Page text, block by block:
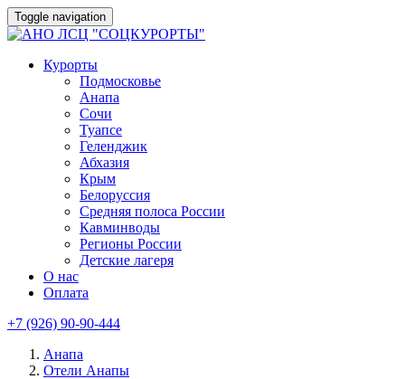
Toggle navigation
Курорты
Подмосковье
Анапа
Сочи
Туапсе
Геленджик
Абхазия
Крым
Белоруссия
Средняя полоса России
Кавминводы
Регионы России
Детские лагеря
О нас
Оплата
+7 (926) 90-90-444
Анапа
Отели Анапы